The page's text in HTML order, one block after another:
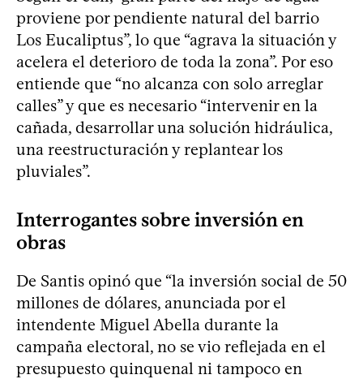
proviene por pendiente natural del barrio
Los Eucaliptus”, lo que “agrava la situación y
acelera el deterioro de toda la zona”. Por eso
entiende que “no alcanza con solo arreglar
calles” y que es necesario “intervenir en la
cañada, desarrollar una solución hidráulica,
una reestructuración y replantear los
pluviales”.
Interrogantes sobre inversión en
obras
De Santis opinó que “la inversión social de 50
millones de dólares, anunciada por el
intendente Miguel Abella durante la
campaña electoral, no se vio reflejada en el
presupuesto quinquenal ni tampoco en